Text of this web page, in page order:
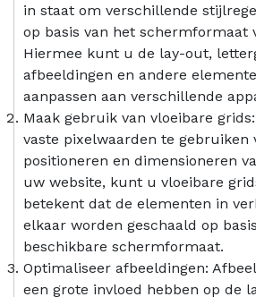
in staat om verschillende
op basis van het schermformaat
Hiermee kunt u de lay-out,
afbeeldingen en andere
aanpassen aan verschillende
Maak gebruik van vloeibare
vaste pixelwaarden te gebruiken
positioneren en dimensioneren
uw website, kunt u vloeibare
betekent dat de elementen in
elkaar worden geschaald op
beschikbare schermformaat.
Optimaliseer afbeeldingen:
een grote invloed hebben op de